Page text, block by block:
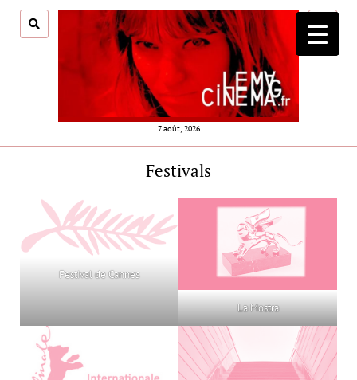
7 août, 2026
menu
Festivals
Festival de Cannes
La Mostra